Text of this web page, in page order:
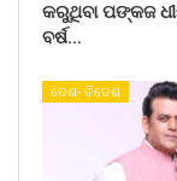
କରୁଥିବା ପଙ୍କଜ
ବର୍ଷ…
ଦେଶ- ବିଦେଶ